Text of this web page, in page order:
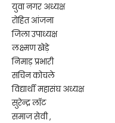
युवा नगर अध्यक्ष
रोहित आंजना
जिला उपाध्यक्ष
लक्ष्मण खेड़े
निमाड़ प्रभारी
सचिन कोचले
विद्यार्थी महासंघ अध्यक्ष
सुरेन्द्र लॉट
समाज सेवी ,